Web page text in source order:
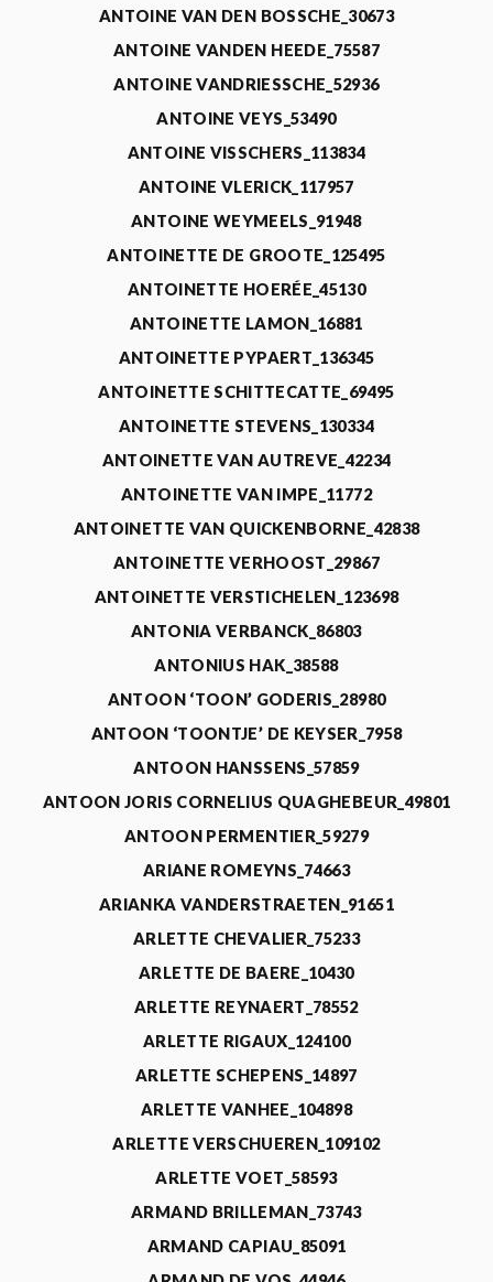
ANTOINE VAN DEN BOSSCHE_30673
ANTOINE VANDEN HEEDE_75587
ANTOINE VANDRIESSCHE_52936
ANTOINE VEYS_53490
ANTOINE VISSCHERS_113834
ANTOINE VLERICK_117957
ANTOINE WEYMEELS_91948
ANTOINETTE DE GROOTE_125495
ANTOINETTE HOERÉE_45130
ANTOINETTE LAMON_16881
ANTOINETTE PYPAERT_136345
ANTOINETTE SCHITTECATTE_69495
ANTOINETTE STEVENS_130334
ANTOINETTE VAN AUTREVE_42234
ANTOINETTE VAN IMPE_11772
ANTOINETTE VAN QUICKENBORNE_42838
ANTOINETTE VERHOOST_29867
ANTOINETTE VERSTICHELEN_123698
ANTONIA VERBANCK_86803
ANTONIUS HAK_38588
ANTOON ‘TOON’ GODERIS_28980
ANTOON ‘TOONTJE’ DE KEYSER_7958
ANTOON HANSSENS_57859
ANTOON JORIS CORNELIUS QUAGHEBEUR_49801
ANTOON PERMENTIER_59279
ARIANE ROMEYNS_74663
ARIANKA VANDERSTRAETEN_91651
ARLETTE CHEVALIER_75233
ARLETTE DE BAERE_10430
ARLETTE REYNAERT_78552
ARLETTE RIGAUX_124100
ARLETTE SCHEPENS_14897
ARLETTE VANHEE_104898
ARLETTE VERSCHUEREN_109102
ARLETTE VOET_58593
ARMAND BRILLEMAN_73743
ARMAND CAPIAU_85091